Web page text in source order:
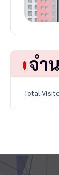
จำ
Total